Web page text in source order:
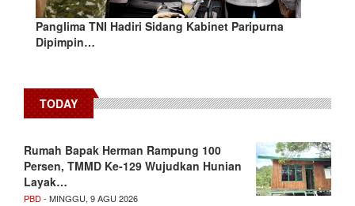
Panglima TNI Hadiri Sidang Kabinet Paripurna
Dipimpin…
TODAY
Rumah Bapak Herman Rampung 100
Persen, TMMD Ke-129 Wujudkan Hunian
Layak…
PBD- MINGGU, 9 AGU 2026